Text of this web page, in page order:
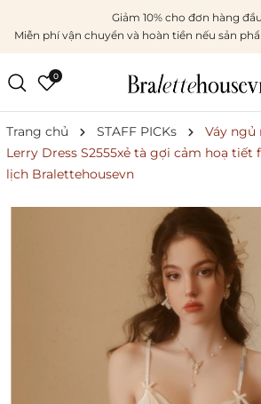
Giảm 10% cho đơn hàng
Miễn phí vận chuyển và hoàn tiền nếu sản
0
Trang chủ STAFF PICKs
Váy ngủ
Lerry Dress S2555xẻ tà gợi cảm hoạ
lịch Bralettehousevn